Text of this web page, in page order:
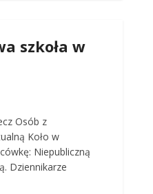
szkoła w
Osób z
Koło w
Niepubliczną
Dziennikarze